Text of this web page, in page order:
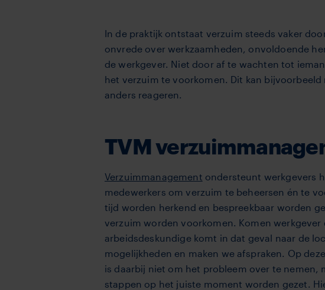
In de praktijk ontstaat verzuim steeds vaker
onvrede over werkzaamheden, onvoldoende
de werkgever. Niet door af te wachten tot
het verzuim te voorkomen. Dit kan
anders reageren.
TVM
Verzuimmanagement ondersteunt werkgevers
medewerkers om verzuim te beheersen én te
tijd worden herkend en bespreekbaar worden
verzuim worden voorkomen. Komen
arbeidsdeskundige komt in dat geval naar de
mogelijkheden en maken we afspraken. Op
is daarbij niet om het probleem over te
stappen op het juiste moment worden gezet.